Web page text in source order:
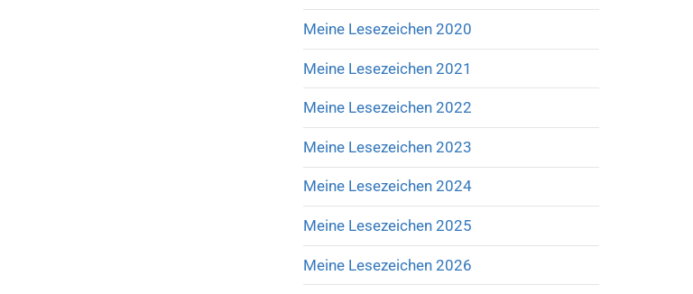
Meine Lesezeichen 2020
Meine Lesezeichen 2021
Meine Lesezeichen 2022
Meine Lesezeichen 2023
Meine Lesezeichen 2024
Meine Lesezeichen 2025
Meine Lesezeichen 2026